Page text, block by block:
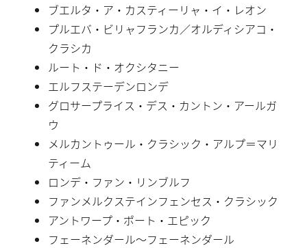
ブエルタ・ア・カスティーリャ・イ・レオン
プルエバ・ビリャフランカ／オルディシアコ・
クラシカ
ルート・ド・オクシタニー
エルフステーデンロンデ
グロサープライス・デス・カントン・アールガ
ウ
メルカントゥール・クラシック・アルプ＝マリ
ティーム
ロンデ・ファン・リンブルフ
ファンメルクステインフェンセス・クラシック
アントワープ・ポート・エピック
フェーネンダール〜フェーネンダール